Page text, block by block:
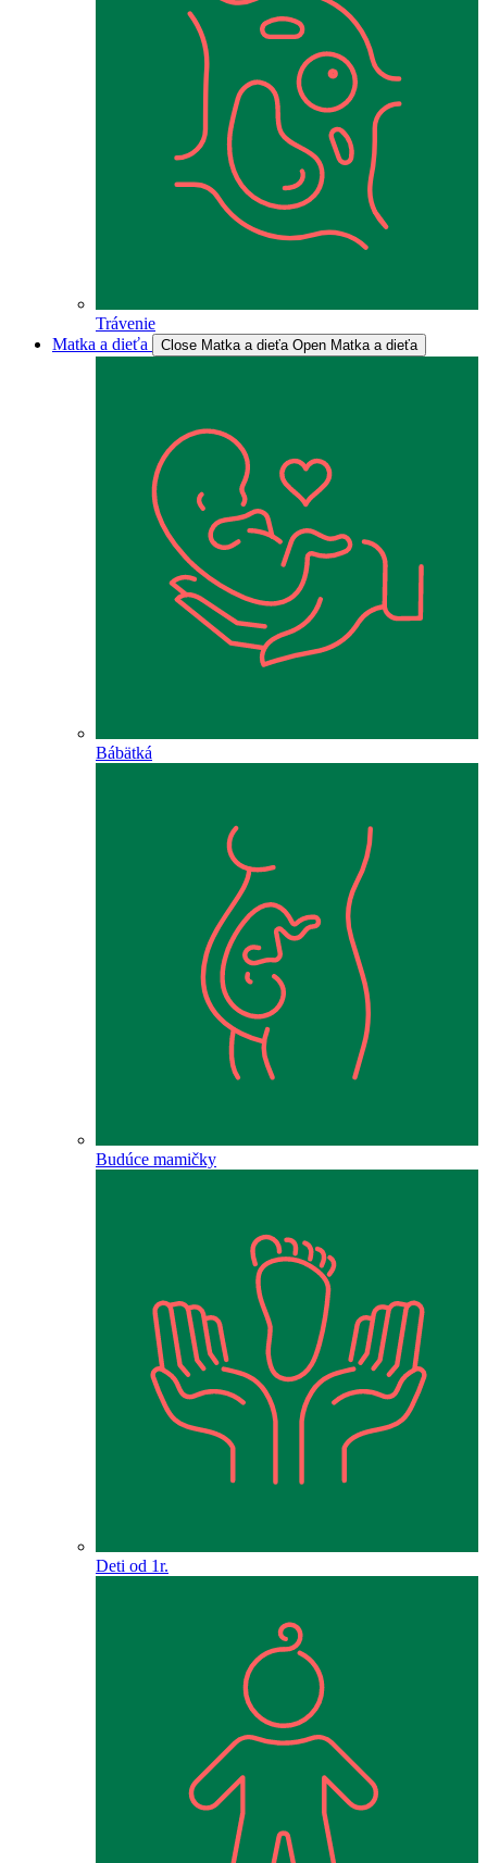
Trávenie
Matka a dieťa
Close Matka a dieťa Open Matka a dieťa
Bábätká
Budúce mamičky
Deti od 1r.